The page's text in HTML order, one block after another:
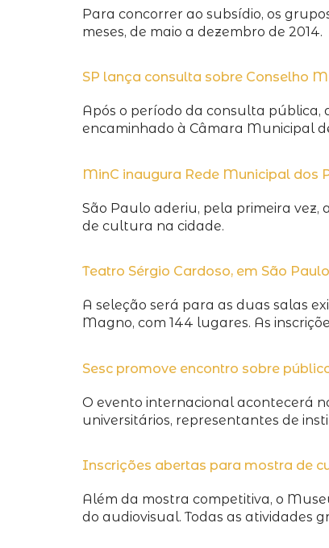
Para concorrer ao subsídio, os
meses, de maio a dezembro de 2014.
SP lança consulta sobre Conselho
Após o período da consulta pública,
encaminhado à Câmara Municipal
MinC inaugura Rede Municipal dos
São Paulo aderiu, pela primeira vez,
de cultura na cidade.
Teatro Sérgio Cardoso, em São
A seleção será para as duas salas
Magno, com 144 lugares. As
Sesc promove encontro sobre
O evento internacional acontecerá
universitários, representantes de
Inscrições abertas para mostra de
Além da mostra competitiva, o
do audiovisual. Todas as atividades